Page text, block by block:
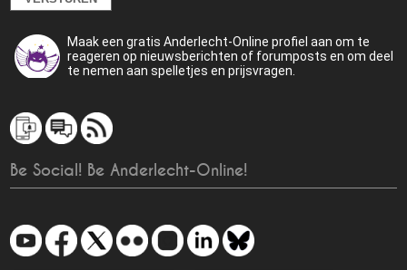
Maak een gratis Anderlecht-Online profiel aan om te
reageren op nieuwsberichten of forumposts en om deel
te nemen aan spelletjes en prijsvragen.
Be Social! Be Anderlecht-Online!